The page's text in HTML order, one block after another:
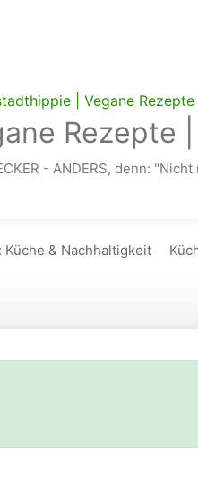
Rezepte
- ANDERS, denn:
Küche & Nachhaltigkeit